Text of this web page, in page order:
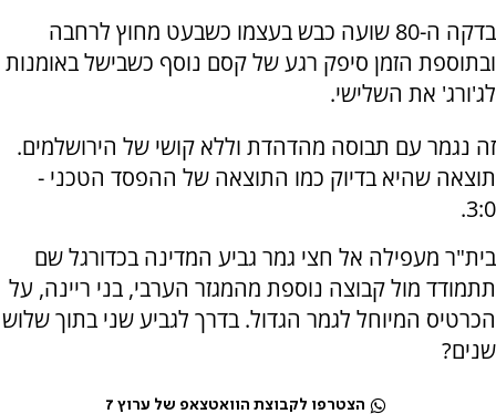
בדקה ה-80 שועה כבש בעצמו כשבעט מחוץ לרחבה
ובתוספת הזמן סיפק רגע של קסם נוסף כשבישל באומנות
לג'ורג' את השלישי.
זה נגמר עם תבוסה מהדהדת וללא קושי של הירושלמים.
תוצאה שהיא בדיוק כמו התוצאה של ההפסד הטכני -
3:0.
בית"ר מעפילה אל חצי גמר גביע המדינה בכדורגל שם
תתמודד מול קבוצה נוספת מהמגזר הערבי, בני ריינה, על
הכרטיס המיוחל לגמר הגדול. בדרך לגביע שני בתוך שלוש
שנים?
הצטרפו לקבוצת הוואטצאפ של ערוץ 7